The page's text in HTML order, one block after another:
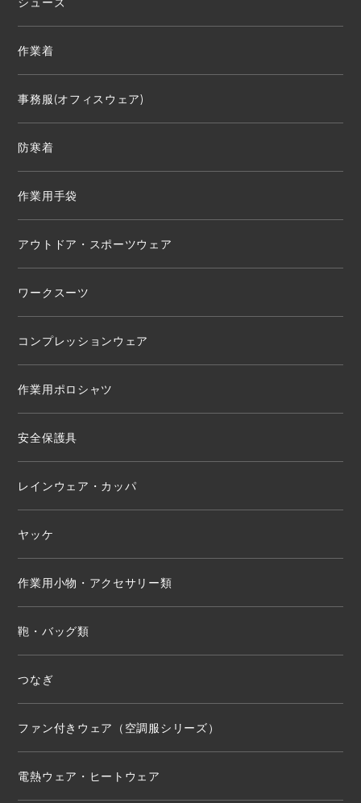
作業着
事務服(オフィスウェア)
防寒着
作業用手袋
アウトドア・スポーツウェア
ワークスーツ
コンプレッションウェア
作業用ポロシャツ
安全保護具
レインウェア・カッパ
ヤッケ
作業用小物・アクセサリー類
鞄・バッグ類
つなぎ
ファン付きウェア（空調服シリーズ）
電熱ウェア・ヒートウェア